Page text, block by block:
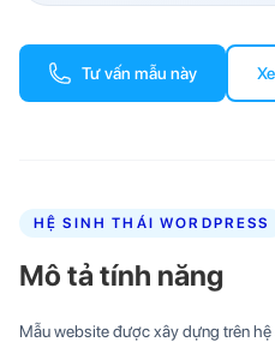
Tư vấn mẫu này
HỆ SINH THÁI WORDPRESS
Mô tả tính năng
Mẫu website được xây dựng trên